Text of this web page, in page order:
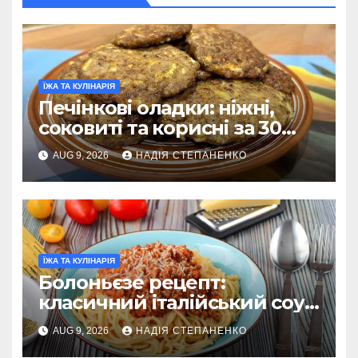
ЇЖА ТА КУЛІНАРІЯ
Печінкові оладки: ніжні,
соковиті та корисні за 30
хвилин
AUG 9, 2026 НАДІЯ СТЕПАНЕНКО
ЇЖА ТА КУЛІНАРІЯ
Болоньєзе рецепт:
класичний італійський соус
крок за кроком
AUG 9, 2026 НАДІЯ СТЕПАНЕНКО